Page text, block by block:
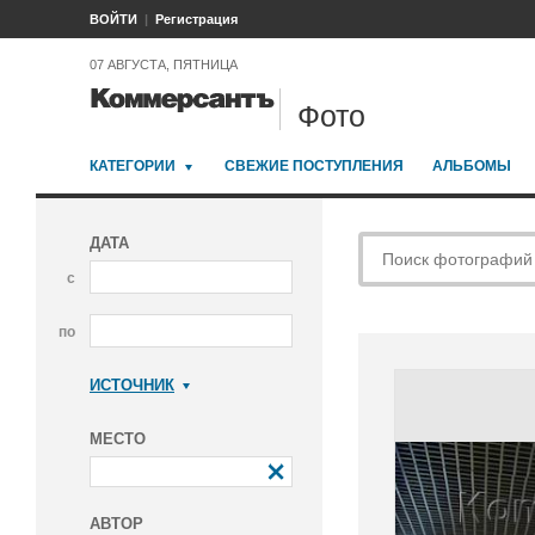
ВОЙТИ Регистрация
07 АВГУСТА, ПЯТНИЦА
Фото
КАТЕГОРИИ СВЕЖИЕ ПОСТУПЛЕНИЯ АЛЬБОМЫ
ДАТА
с
по
ИСТОЧНИК
МЕСТО
АВТОР